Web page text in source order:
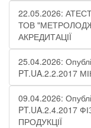
22.05.2026:
ТОВ
АКРЕДИТАЦІЇ
25.04.2026:
PT.UA.2.2.2017
09.04.2026:
PT.UA.2.4.2017
ПРОДУКЦІЇ